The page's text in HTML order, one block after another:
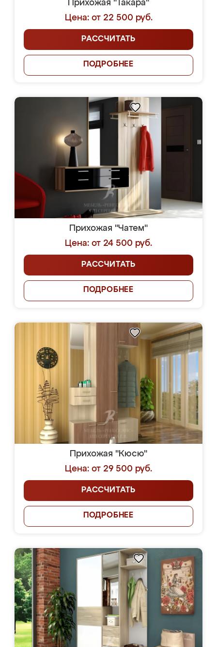
Прихожая "Такара"
Цена: от 22 500 руб.
РАССЧИТАТЬ
ПОДРОБНЕЕ
Прихожая "Чатем"
Цена: от 24 500 руб.
РАССЧИТАТЬ
ПОДРОБНЕЕ
Прихожая "Кюсю"
Цена: от 29 500 руб.
РАССЧИТАТЬ
ПОДРОБНЕЕ